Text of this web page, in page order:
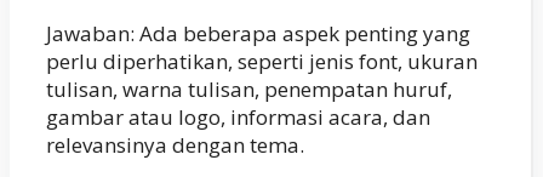
Jawaban: Ada beberapa aspek penting yang
perlu diperhatikan, seperti jenis font, ukuran
tulisan, warna tulisan, penempatan huruf,
gambar atau logo, informasi acara, dan
relevansinya dengan tema.